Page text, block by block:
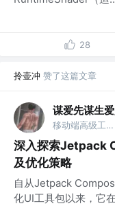
28
拎壶冲 赞了这篇文章
谋爱先谋生
移动端高级工程师 @东软睿驰汽车技术有限公司
深入探索Jetpack
及优化策略
自从Jetpack
化UI工具包以来，它